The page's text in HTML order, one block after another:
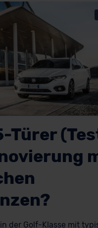
Türer
der Golf-Klasse mit